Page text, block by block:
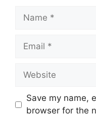
Name
Email
Website
Save my name,
browser for the